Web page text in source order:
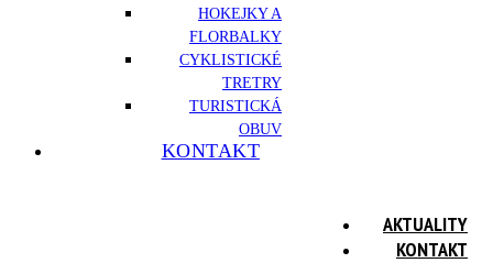
HOKEJKY A
FLORBALKY
CYKLISTICKÉ
TRETRY
TURISTICKÁ
OBUV
KONTAKT
AKTUALITY
KONTAKT